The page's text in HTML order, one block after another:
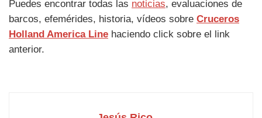
Puedes encontrar todas las noticias, evaluaciones de
barcos, efemérides, historia, vídeos sobre Cruceros
Holland America Line haciendo click sobre el link
anterior.